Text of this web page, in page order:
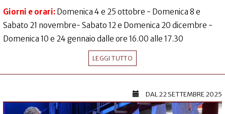
Giorni e orari: Domenica 4 e 25 ottobre - Domenica 8 e
Sabato 21 novembre- Sabato 12 e Domenica 20 dicembre -
Domenica 10 e 24 gennaio dalle ore 16.00 alle 17.30
LEGGI TUTTO
DAL22 SETTEMBRE 2025